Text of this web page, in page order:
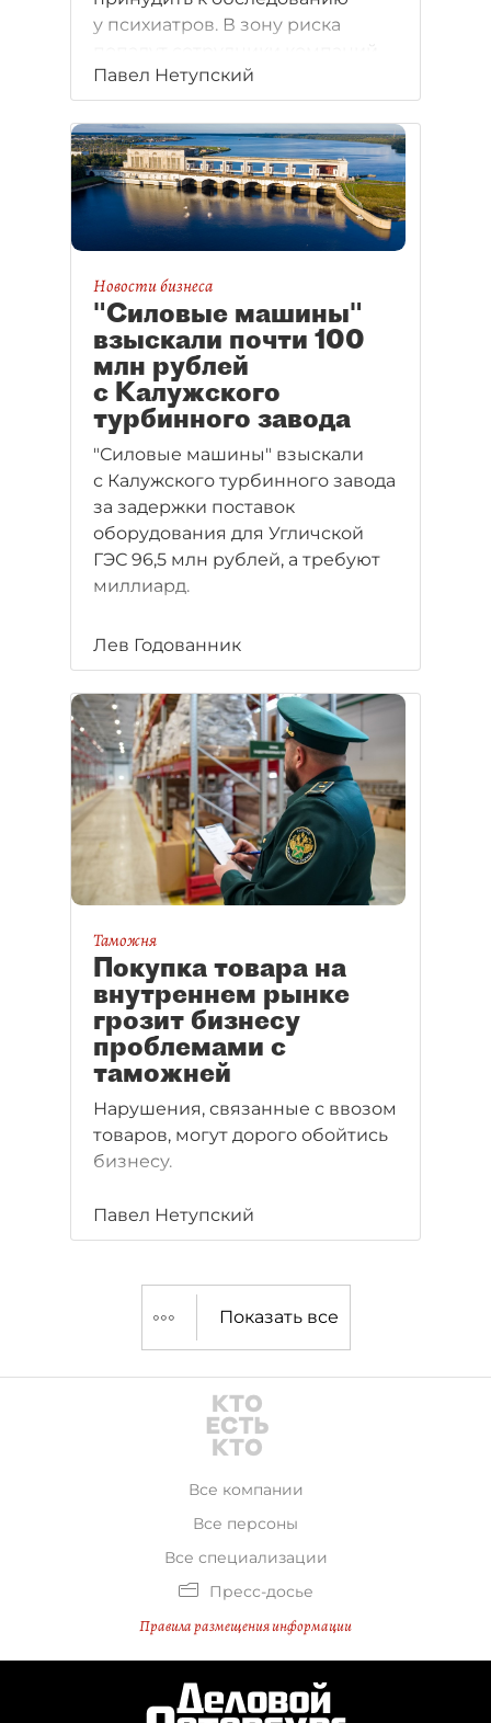
у психиатров. В зону риска
сферы торговли, общепита, ЖКХ
и ряда производств. Клиники
смогут заработать на таких
процедурах миллионы рублей.
Павел Нетупский
Новости бизнеса
"Силовые машины"
взыскали почти 100
млн рублей
с Калужского
турбинного завода
"Силовые машины" взыскали
с Калужского турбинного завода
за задержки поставок
оборудования для Угличской
ГЭС 96,5 млн рублей, а требуют
миллиард.
Лев Годованник
Таможня
Покупка товара на
внутреннем рынке
грозит бизнесу
проблемами с
таможней
Нарушения, связанные с ввозом
товаров, могут дорого обойтись
бизнесу.
Павел Нетупский
Показать все
Все компании
Все персоны
Все специализации
Пресс-досье
Правила размещения информации